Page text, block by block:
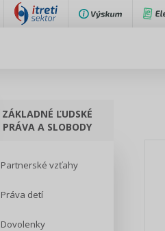
ZÁKLADNÉ ĽUDSKÉ
PRÁVA A SLOBODY
Partnerské vzťahy
Práva detí
Dovolenky